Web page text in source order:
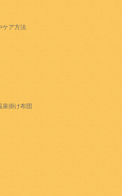
ケア方法
泉掛け布団